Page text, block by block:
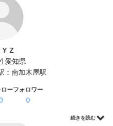
Ｚ
愛知県
： 南加木屋駅
ローフォロワー
0
続きを読む